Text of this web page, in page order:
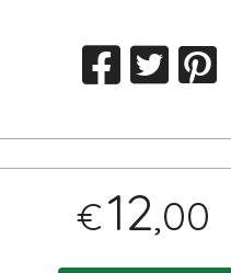
€12,00